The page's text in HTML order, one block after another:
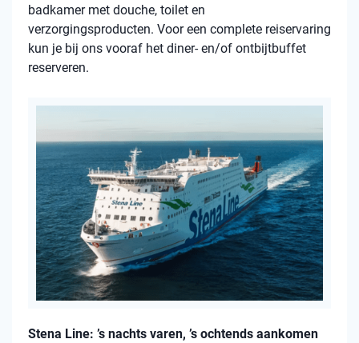
badkamer met douche, toilet en
verzorgingsproducten. Voor een complete reiservaring
kun je bij ons vooraf het diner- en/of ontbijtbuffet
reserveren.
Stena Line: ’s nachts varen, ’s ochtends aankomen